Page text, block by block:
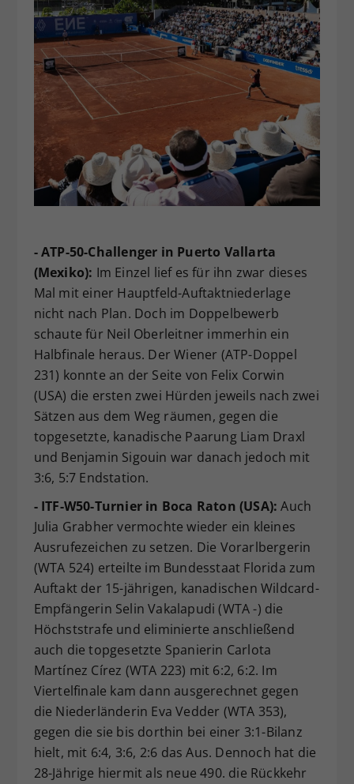
- ATP-50-Challenger in Puerto Vallarta
(Mexiko): Im Einzel lief es für ihn zwar dieses
Mal mit einer Hauptfeld-Auftaktniederlage
nicht nach Plan. Doch im Doppelbewerb
schaute für Neil Oberleitner immerhin ein
Halbfinale heraus. Der Wiener (ATP-Doppel
231) konnte an der Seite von Felix Corwin
(USA) die ersten zwei Hürden jeweils nach zwei
Sätzen aus dem Weg räumen, gegen die
topgesetzte, kanadische Paarung Liam Draxl
und Benjamin Sigouin war danach jedoch mit
3:6, 5:7 Endstation.
- ITF-W50-Turnier in Boca Raton (USA): Auch
Julia Grabher vermochte wieder ein kleines
Ausrufezeichen zu setzen. Die Vorarlbergerin
(WTA 524) erteilte im Bundesstaat Florida zum
Auftakt der 15-jährigen, kanadischen Wildcard-
Empfängerin Selin Vakalapudi (WTA -) die
Höchststrafe und eliminierte anschließend
auch die topgesetzte Spanierin Carlota
Martínez Círez (WTA 223) mit 6:2, 6:2. Im
Viertelfinale kam dann ausgerechnet gegen
die Niederländerin Eva Vedder (WTA 353),
gegen die sie bis dorthin bei einer 3:1-Bilanz
hielt, mit 6:4, 3:6, 2:6 das Aus. Dennoch hat die
28-Jährige hiermit als neue 490. die Rückkehr